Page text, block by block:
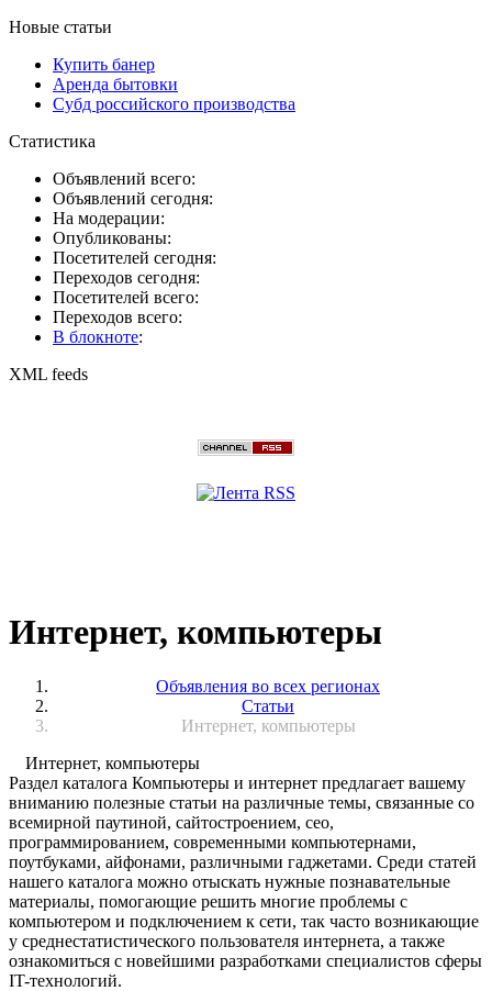
Новые статьи
Купить банер
Аренда бытовки
Субд российского производства
Статистика
Объявлений всего:
Объявлений сегодня:
На модерации:
Опубликованы:
Посетителей сегодня:
Переходов сегодня:
Посетителей всего:
Переходов всего:
В блокноте:
XML feeds
Интернет, компьютеры
Объявления во всех регионах
Статьи
Интернет, компьютеры
Интернет, компьютеры
Раздел каталога Компьютеры и интернет предлагает вашему
вниманию полезные статьи на различные темы, связанные со
всемирной паутиной, сайтостроением, сео,
программированием, современными компьютернами,
поутбуками, айфонами, различными гаджетами. Среди статей
нашего каталога можно отыскать нужные познавательные
материалы, помогающие решить многие проблемы с
компьютером и подключением к сети, так часто возникающие
у среднестатистического пользователя интернета, а также
ознакомиться с новейшими разработками специалистов сферы
IT-технологий.